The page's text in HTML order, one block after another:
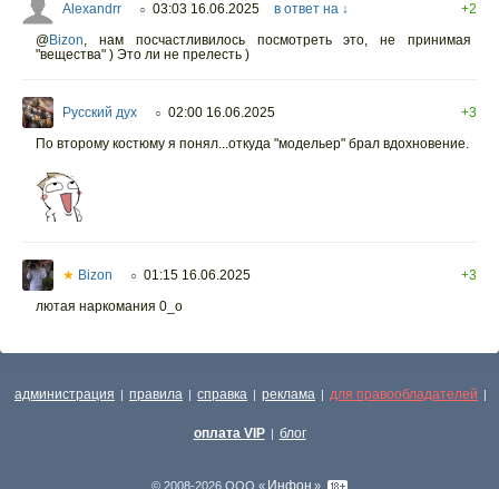
Alexandrr ○ 03:03 16.06.2025 в ответ на ↓
+2
@Bizon, нам посчастливилось посмотреть это, не принимая
"вещества" ) Это ли не прелесть )
Русский дух ○ 02:00 16.06.2025
+3
По второму костюму я понял...откуда "модельер" брал вдохновение.
★ Bizon ○ 01:15 16.06.2025
+3
лютая наркомания 0_о
администрация | правила | справка | реклама | для правообладателей |
оплата VIP | блог
© 2008-2026 ООО « Инфон »